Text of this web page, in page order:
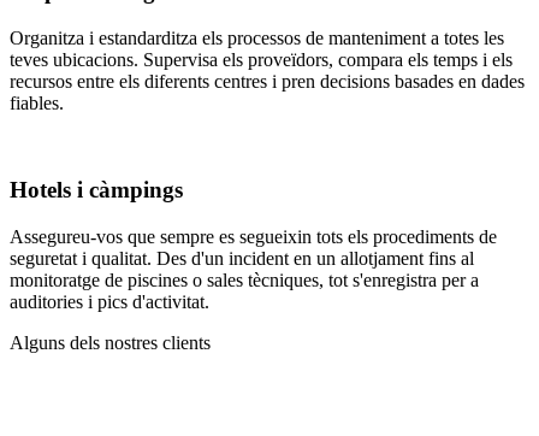
Organitza i estandarditza els processos de manteniment a totes les
teves ubicacions. Supervisa els proveïdors, compara els temps i els
recursos entre els diferents centres i pren decisions basades en dades
fiables.
Hotels i càmpings
Assegureu-vos que sempre es segueixin tots els procediments de
seguretat i qualitat. Des d'un incident en un allotjament fins al
monitoratge de piscines o sales tècniques, tot s'enregistra per a
auditories i pics d'activitat.
Alguns dels nostres clients